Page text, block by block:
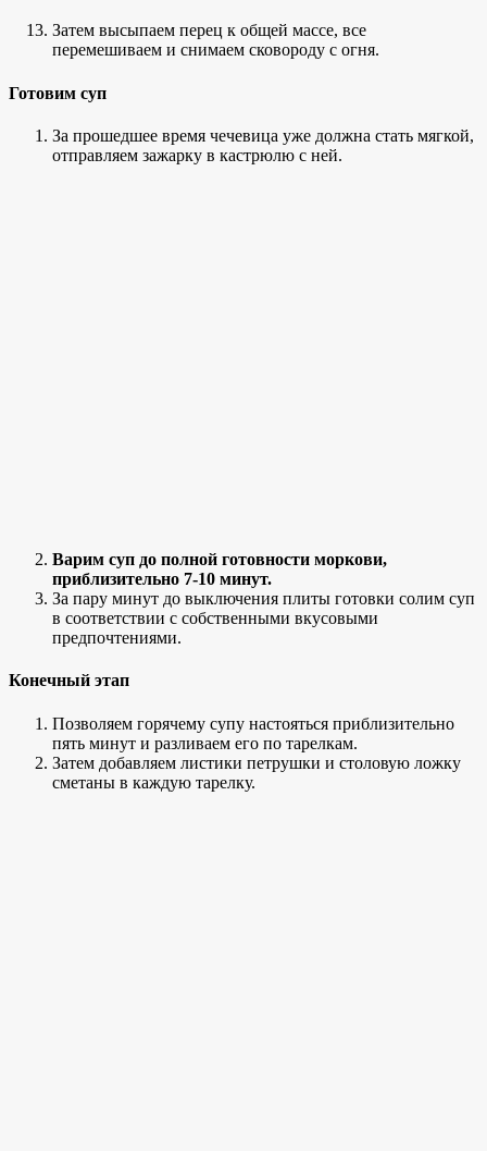
Затем высыпаем перец к общей массе, все
перемешиваем и снимаем сковороду с огня.
Готовим суп
За прошедшее время чечевица уже должна стать мягкой,
отправляем зажарку в кастрюлю с ней.
Варим суп до полной готовности моркови,
приблизительно 7-10 минут.
За пару минут до выключения плиты готовки солим суп
в соответствии с собственными вкусовыми
предпочтениями.
Конечный этап
Позволяем горячему супу настояться приблизительно
пять минут и разливаем его по тарелкам.
Затем добавляем листики петрушки и столовую ложку
сметаны в каждую тарелку.